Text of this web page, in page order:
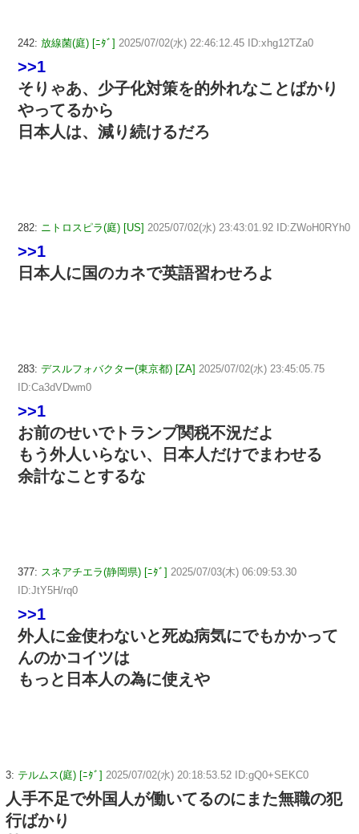
242: 放線菌(庭) [ﾆﾀﾞ] 2025/07/02(水) 22:46:12.45 ID:xhg12TZa0
>>1
そりゃあ、少子化対策を的外れなことばかり
やってるから
日本人は、減り続けるだろ
282: ニトロスピラ(庭) [US] 2025/07/02(水) 23:43:01.92 ID:ZWoH0RYh0
>>1
日本人に国のカネで英語習わせろよ
283: デスルフォバクター(東京都) [ZA] 2025/07/02(水) 23:45:05.75
ID:Ca3dVDwm0
>>1
お前のせいでトランプ関税不況だよ
もう外人いらない、日本人だけでまわせる
余計なことするな
377: スネアチエラ(静岡県) [ﾆﾀﾞ] 2025/07/03(木) 06:09:53.30
ID:JtY5H/rq0
>>1
外人に金使わないと死ぬ病気にでもかかって
んのかコイツは
もっと日本人の為に使えや
3: テルムス(庭) [ﾆﾀﾞ] 2025/07/02(水) 20:18:53.52 ID:gQ0+SEKC0
人手不足で外国人が働いてるのにまた無職の犯
行ばかり